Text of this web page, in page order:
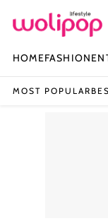
HOMEFASHION
MOST POPULAR